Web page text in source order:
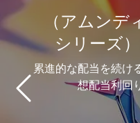
（アムン
シリーズ
累進的な配当を続け
想配当利回
前へ